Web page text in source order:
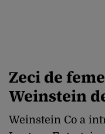
Zeci de
Weinstein
Weinstein Co a